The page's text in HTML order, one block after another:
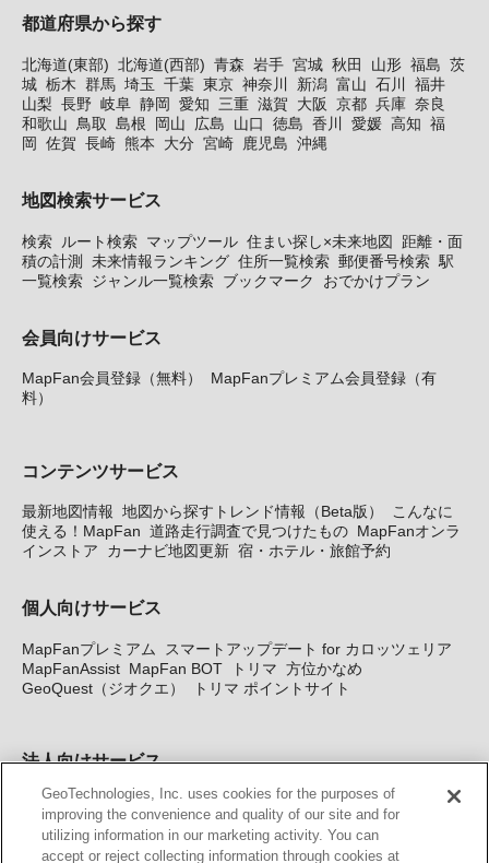
都道府県から探す
北海道(東部) 北海道(西部) 青森 岩手 宮城 秋田 山形 福島 茨
城 栃木 群馬 埼玉 千葉 東京 神奈川 新潟 富山 石川
福井
山梨 長野 岐阜 静岡 愛知 三重 滋賀 大阪 京都 兵庫 奈良
和歌山
鳥取 島根 岡山 広島 山口 徳島 香川 愛媛 高知 福
岡
佐賀 長崎 熊本 大分 宮崎 鹿児島 沖縄
地図検索サービス
検索 ルート検索 マップツール 住まい探し×未来地図
距離・面
積の計測 未来情報ランキング 住所一覧検索 郵便番号検索 駅
一覧検索 ジャンル一覧検索 ブックマーク おでかけプラン
会員向けサービス
MapFan会員登録（無料）
MapFanプレミアム会員登録（有
料）
コンテンツサービス
最新地図情報 地図から探すトレンド情報（Beta版）
こんなに
使える！MapFan 道路走行調査で見つけたもの MapFanオンラ
インストア
カーナビ地図更新 宿・ホテル・旅館予約
個人向けサービス
MapFanプレミアム
スマートアップデート for カロッツェリア
MapFanAssist MapFan BOT トリマ 方位かなめ
GeoQuest（ジオクエ）
トリマ ポイントサイト
法人向けサービス
法人向け地図・位置情報サービス WEBサイト・システム向け地
図API Windows PC向け地図開発キット MapFan DB 住所確認
サービス
MAP WORLD+ トリマ広告 Geo-Research
GeoTechnologies, Inc. uses cookies for the purposes of
improving the convenience and quality of our site and for
utilizing information in our marketing activity. You can
accept or reject collecting information through cookies at